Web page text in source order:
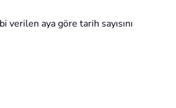
aya göre tarih sayısını